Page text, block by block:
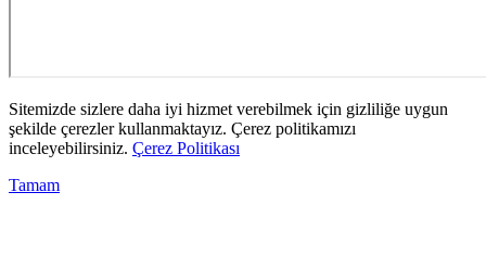
Sitemizde sizlere daha iyi hizmet verebilmek için gizliliğe uygun
şekilde çerezler kullanmaktayız. Çerez politikamızı
inceleyebilirsiniz. Çerez Politikası
Tamam